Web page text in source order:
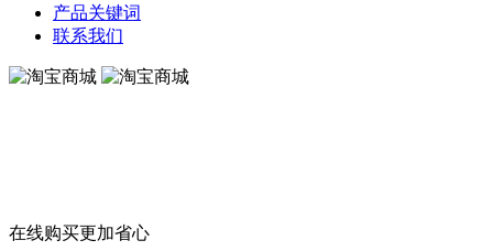
产品关键词
联系我们
在线购买更加省心